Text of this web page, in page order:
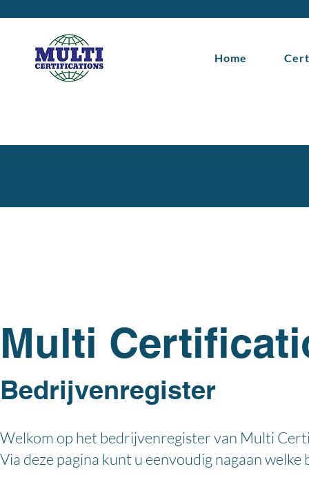
Home
Multi
Bedrijvenregister
Welkom op het bedrijvenregister van Multi
Via deze pagina kunt u eenvoudig nagaan